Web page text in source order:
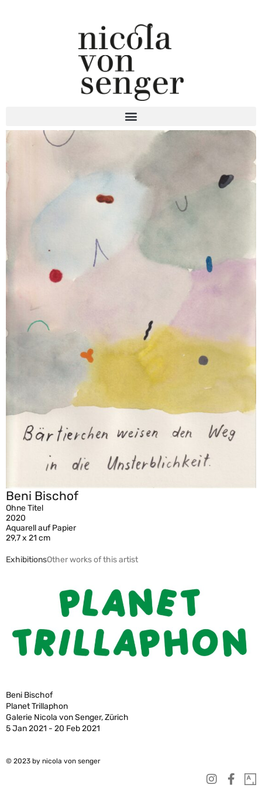
Beni Bischof
Ohne Titel
2020
Aquarell auf Papier
29,7 x 21 cm
ExhibitionsOther works of this artist
Beni Bischof
Planet Trillaphon
Galerie Nicola von Senger, Zürich
5 Jan 2021 - 20 Feb 2021
© 2023 by nicola von senger